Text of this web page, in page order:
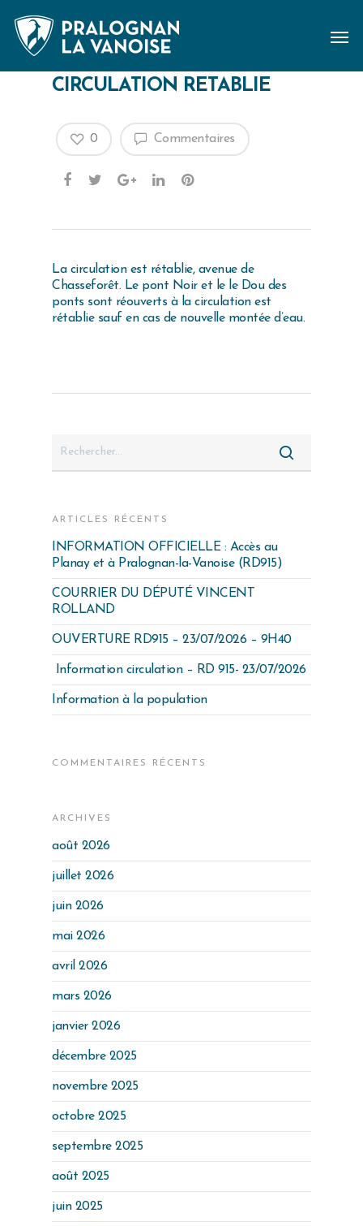
CIRCULATION RETABLIE
Commentaires
0
La circulation est rétablie, avenue de
Chasseforêt. Le pont Noir et le le Dou des
ponts sont réouverts à la circulation est
rétablie sauf en cas de nouvelle montée d’eau.
ARTICLES RÉCENTS
INFORMATION OFFICIELLE : Accès au
Planay et à Pralognan-la-Vanoise (RD915)
COURRIER DU DÉPUTÉ VINCENT
ROLLAND
OUVERTURE RD915 – 23/07/2026 – 9H40
Information circulation – RD 915- 23/07/2026
Information à la population
COMMENTAIRES RÉCENTS
ARCHIVES
août 2026
juillet 2026
juin 2026
mai 2026
avril 2026
mars 2026
janvier 2026
décembre 2025
novembre 2025
octobre 2025
septembre 2025
août 2025
juin 2025